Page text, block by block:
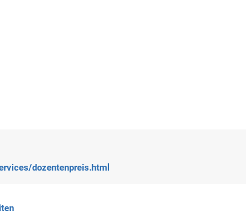
dozentenpreis.html